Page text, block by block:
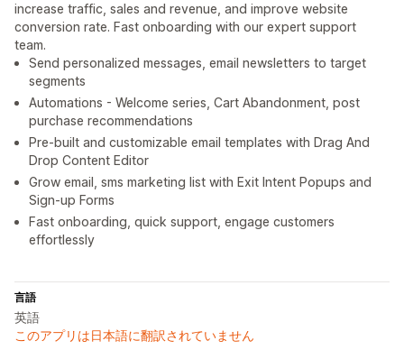
increase traffic, sales and revenue, and improve website
conversion rate. Fast onboarding with our expert support
team.
Send personalized messages, email newsletters to target
segments
Automations - Welcome series, Cart Abandonment, post
purchase recommendations
Pre-built and customizable email templates with Drag And
Drop Content Editor
Grow email, sms marketing list with Exit Intent Popups and
Sign-up Forms
Fast onboarding, quick support, engage customers
effortlessly
言語
英語
このアプリは日本語に翻訳されていません